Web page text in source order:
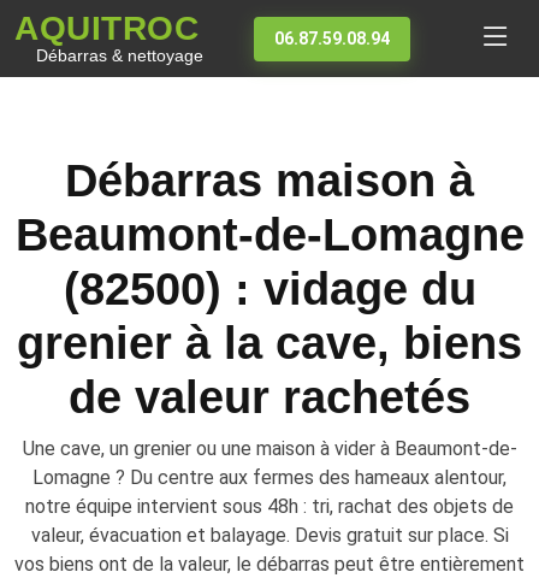
AQUITROC
Débarras & nettoyage
06.87.59.08.94
Débarras maison à
Beaumont-de-Lomagne
(82500) : vidage du
grenier à la cave, biens
de valeur rachetés
Une cave, un grenier ou une maison à vider à Beaumont-de-
Lomagne ? Du centre aux fermes des hameaux alentour,
notre équipe intervient sous 48h : tri, rachat des objets de
valeur, évacuation et balayage. Devis gratuit sur place. Si
vos biens ont de la valeur, le débarras peut être entièrement